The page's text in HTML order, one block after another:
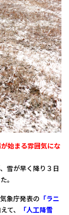
始まる雰囲気にな
雪が早く降り３日
。
象庁発表の 「ラニ
て、
「人工降雪